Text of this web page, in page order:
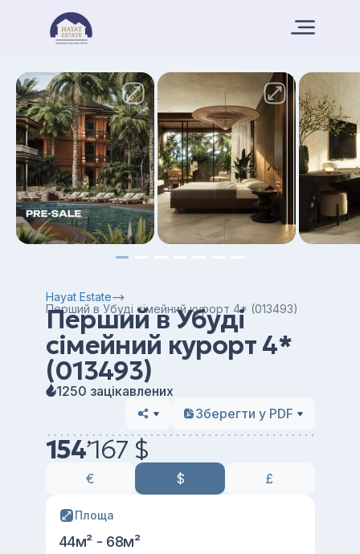
Hayat Estate
Перший в Убуді сімейний курорт 4* (013493)
Перший в Убуді
сімейний курорт 4*
(013493)
1250 зацікавлених
Зберегти у PDF
154’167 $
€ $ £
Площа
44м² - 68м²